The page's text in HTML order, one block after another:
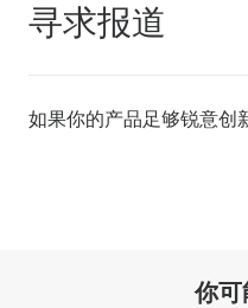
寻求报道
如果你的产品足够锐意创
你可